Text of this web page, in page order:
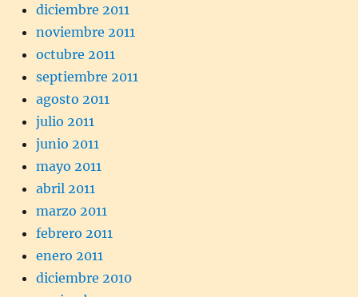
diciembre 2011
noviembre 2011
octubre 2011
septiembre 2011
agosto 2011
julio 2011
junio 2011
mayo 2011
abril 2011
marzo 2011
febrero 2011
enero 2011
diciembre 2010